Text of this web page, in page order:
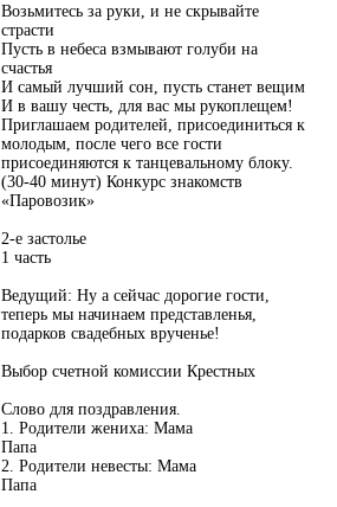
Возьмитесь за руки, и не скрывайте
страсти
Пусть в небеса взмывают голуби на
счастья
И самый лучший сон, пусть станет вещим
И в вашу честь, для вас мы рукоплещем!
Приглашаем родителей, присоединиться к
молодым, после чего все гости
присоединяются к танцевальному блоку.
(30-40 минут) Конкурс знакомств
«Паровозик»
2-е застолье
1 часть
Ведущий: Ну а сейчас дорогие гости,
теперь мы начинаем представленья,
подарков свадебных врученье!
Выбор счетной комиссии Крестных
Слово для поздравления.
1. Родители жениха: Мама
Папа
2. Родители невесты: Мама
Папа